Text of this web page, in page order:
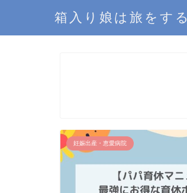
箱入り娘は旅をする
妊娠出産・恵愛病院